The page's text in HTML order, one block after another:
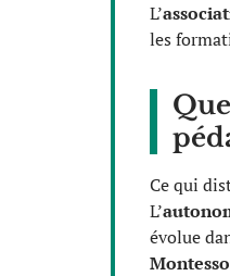
L’
les
Ce qui
L’
évolue